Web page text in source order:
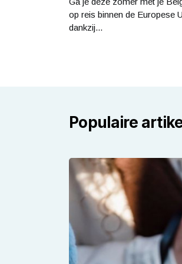
op reis binnen de Europese
dankzij...
Populaire